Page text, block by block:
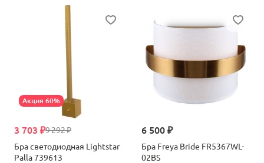
Акция 60%
9 292 ₽
3 703 ₽
Бра светодиодная Lightstar
Palla 739613
6 500 ₽
Бра Freya Bride FR5367WL-
02BS